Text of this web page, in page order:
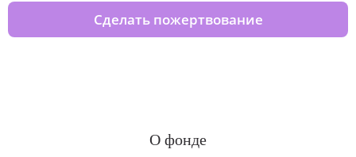
Сделать пожертвование
О фонде